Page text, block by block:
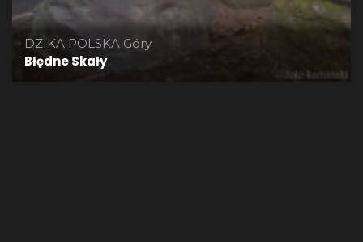
DZIKA POLSKA Góry
Błędne Skały